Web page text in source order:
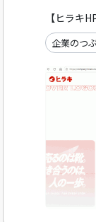
【ヒラキ
企業のつ